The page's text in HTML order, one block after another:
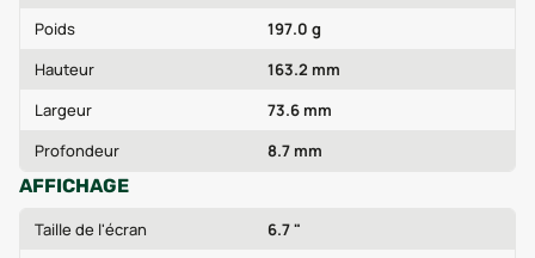
Poids
197.0 g
Hauteur
163.2 mm
Largeur
73.6 mm
Profondeur
8.7 mm
AFFICHAGE
Taille de l'écran
6.7 "